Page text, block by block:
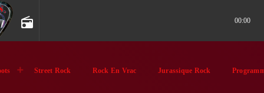
radio 00:00
Street Rock Rock En Vrac Jurassique Rock